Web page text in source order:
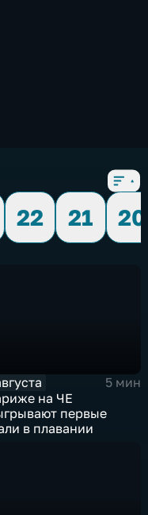
22 21
20
5 мин
на ЧЕ
первые
в плавании